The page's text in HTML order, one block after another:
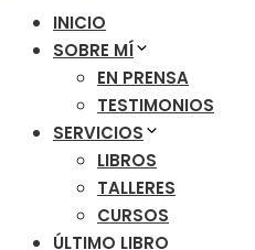
INICIO
SOBRE MÍ
EN PRENSA
TESTIMONIOS
SERVICIOS
LIBROS
TALLERES
CURSOS
ÚLTIMO LIBRO